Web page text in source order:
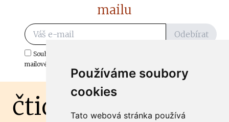
Používáme soubory
cookies
Tato webová stránka používá
mailu
Odebírat
Souhlasím s odběrem důležitých zpráv ze ČtiDoma.cz do mé e-
mailové schránky.
čtidoma.cz